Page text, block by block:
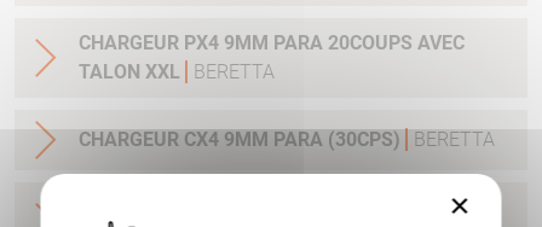
CHARGEUR PX4 9MM PARA 20COUPS AVEC
TALON XXL
BERETTA
CHARGEUR CX4 9MM PARA (30CPS) BERETTA
CHARGEUR NANO 9PARA/6CPS UD5A0910×